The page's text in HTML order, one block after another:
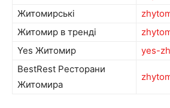
Житомирські
Житомир в тренді
Yes Житомир
yes-
BestRest Ресторани
Житомира